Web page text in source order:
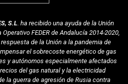
S.L. ha recibido una ayuda de la Unión
FEDER de Andalucía 2014-2020,
de la Unión a la pandemia de
el sobrecoste energético de gas
y autónomos especialmente afectados
del gas natural y la electricidad
la guerra de agresión de Rusia contra